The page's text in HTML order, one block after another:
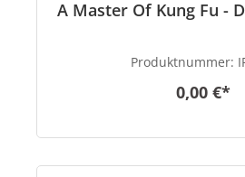
A Master Of Kung Fu -
Produktnummer:
0,00 €*